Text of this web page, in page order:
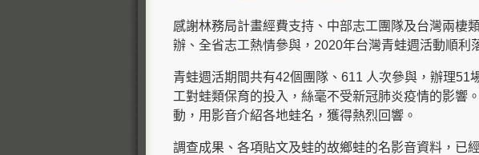
感謝林務局計畫經費支持、中部志工團隊及台灣兩棲
辦、全省志工熱情參與，2020年台灣青蛙週活動順利
青蛙週活期間共有42個團隊、611 人次參與，辦理51
工對蛙類保育的投入，絲毫不受新冠肺炎疫情的影響
動，用影音介紹各地蛙名，獲得熱烈回響。
調查成果、各項貼文及蛙的故鄉蛙的名影音資料，已